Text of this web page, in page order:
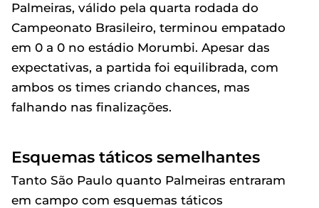
Palmeiras, válido pela quarta rodada do
Campeonato Brasileiro, terminou empatado
em 0 a 0 no estádio Morumbi. Apesar das
expectativas, a partida foi equilibrada, com
ambos os times criando chances, mas
falhando nas finalizações.
Esquemas táticos semelhantes
Tanto São Paulo quanto Palmeiras entraram
em campo com esquemas táticos